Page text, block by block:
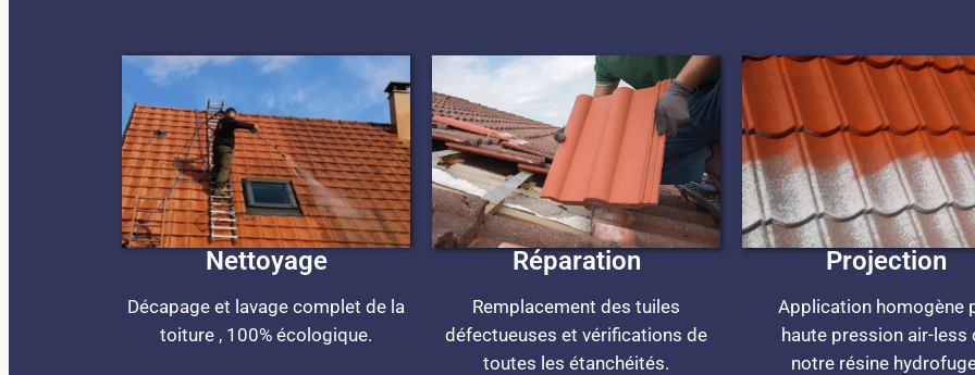
Nettoyage
Décapage et lavage complet de la
toiture , 100% écologique.
Réparation
Remplacement des tuiles
défectueuses et vérifications de
toutes les étanchéités.
Projection
Application homogène
haute pression air-less
notre résine